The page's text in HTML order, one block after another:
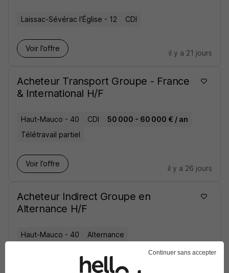
Laissac-Sévérac l'Église - 12 CDI
Voir l’offre
il y a 21 jours
Acheteur Transport Groupe - France
& International H/F
Haut-Mauco - 40 CDI
50 000 - 60 000 € / an
Télétravail partiel
Voir l’offre
il y a 26 jours
Acheteur Indirect Groupe en
Alternance H/F
Haut-Mauco - 40
Alternance
Continuer sans accepter